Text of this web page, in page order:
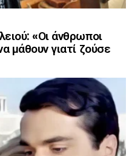
«Οι άνθρωποι
μάθουν γιατί ζούσε